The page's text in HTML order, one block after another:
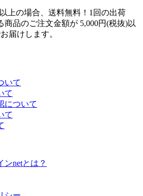
1回の出荷
商品のご注文金額が 5,000円(税抜)以
届けします。
いて
て
について
て
ンnetとは？